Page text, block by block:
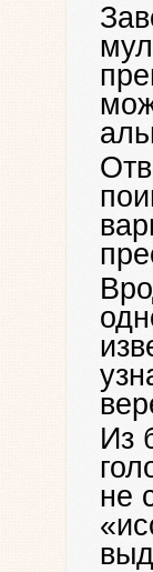
Из
не